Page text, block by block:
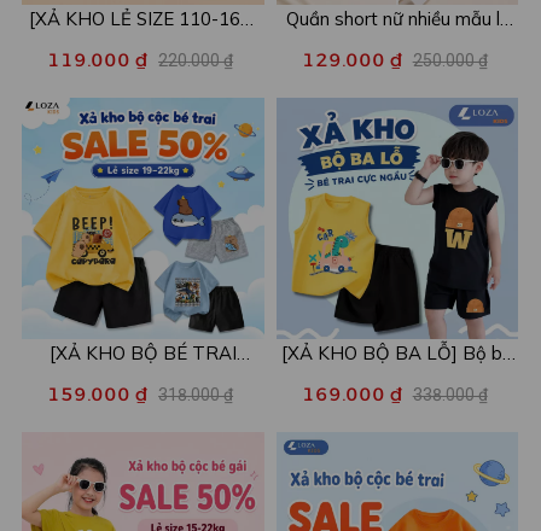
[XẢ KHO LẺ SIZE 110-160]
mẫu - Áo trẻ em từ 15-42kg
- Loza Kids XPL001
119.000 ₫ 220.000 ₫
Quần short nữ nhiều mẫu lẻ
còn 99k/c - Loza XA016
129.000 ₫ 250.000 ₫
[XẢ KHO BỘ BÉ TRAI
nhiều mẫu - Quần áo bé trai
XB003
159.000 ₫ 318.000 ₫
[XẢ KHO BỘ BA LỖ] Bộ ba
size từ 15-40kg - Quần áo
bé trai - Loza Kids XABL01
169.000 ₫ 338.000 ₫